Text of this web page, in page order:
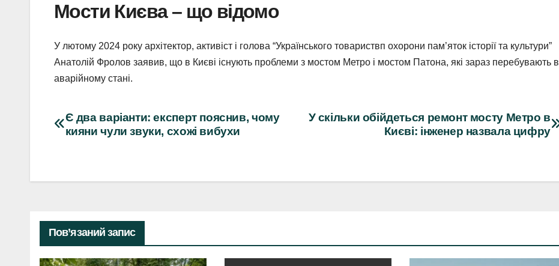
Мости Києва – що відомо
У лютому 2024 року архітектор, активіст і голова “Українського товариствп охорони пам’яток історії та культури”
Анатолій Фролов заявив, що в Києві існують проблеми з мостом Метро і мостом Патона, які зараз перебувають в
аварійному стані.
Навігація
У скільки обійдеться ремонт мосту Метро в
Києві: інженер назвала цифру
Є два варіанти: експерт пояснив, чому
кияни чули звуки, схожі вибухи
Пов’язаний запис